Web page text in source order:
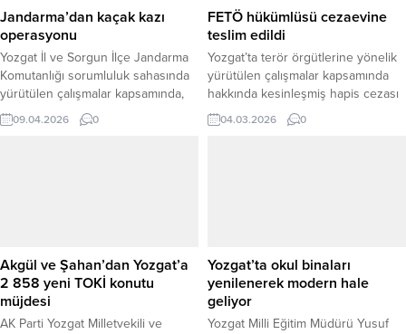
Jandarma’dan kaçak kazı
operasyonu
Yozgat İl ve Sorgun İlçe Jandarma
Komutanlığı sorumluluk sahasında
yürütülen çalışmalar kapsamında,
bir köyde meydana gelen izinsiz
kazı olayı sonrasında bölgedeki sit
başlatıldı. Şüphelilerin
ikametlerinde...
09.04.2026 0
FETÖ hükümlüsü cezaevine
teslim edildi
Yozgat’ta terör örgütlerine yönelik
yürütülen çalışmalar kapsamında
hakkında kesinleşmiş hapis cezası
bulunan bir şahıs güvenlik
güçlerince yakalandı. Yozgat İl
kesinleşmiş hapis cezası bulunan
şahıs tespit edilerek yakalandı.
Gözaltına...
04.03.2026 0
Akgül ve Şahan’dan Yozgat’a
2 858 yeni TOKİ konutu
müjdesi
AK Parti Yozgat Milletvekili ve
Yozgat’ta okul binaları
yenilenerek modern hale
geliyor
Yozgat Milli Eğitim Müdürü Yusuf